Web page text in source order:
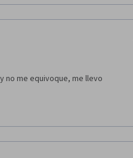
en el tiempo.
de equivalencia de tasas.
y valor futuro, y
para hacer análisis de
presente neto, la tasa
no me equivoque, me llevo
a la expectativa.